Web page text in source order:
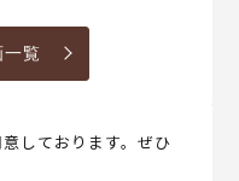
一覧
しております。ぜひ